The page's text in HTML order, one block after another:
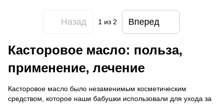
Назад 1 из 2 Вперед
Касторовое масло: польза,
применение, лечение
Касторовое масло было незаменимым косметическим
средством, которое наши бабушки использовали для ухода за